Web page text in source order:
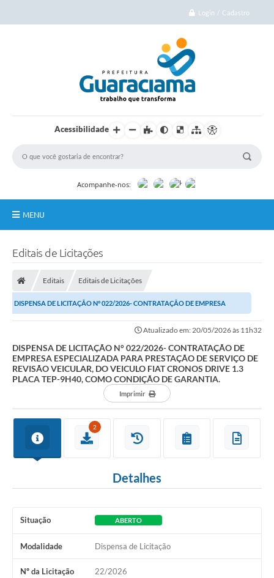
Login / Cadastro
Acessibilidade
Acompanhe-nos:
MENU
Secretarias
Transparência
Galeria de Fotos
Contratos
Audiências Públicas
Carta de Serviços
Editais de Licitações
Editais Editais de Licitações
DISPENSA DE LICITAÇÃO N° 022/2026- CONTRATAÇÃO DE EMPRESA
Atualizado em: 20/05/2026 às 11h32
DISPENSA DE LICITAÇÃO N° 022/2026- CONTRATAÇÃO DE
EMPRESA ESPECIALIZADA PARA PRESTAÇÃO DE SERVIÇO DE
REVISÃO VEICULAR, DO VEICULO FIAT CRONOS DRIVE 1.3
PLACA TEP-9H40, COMO CONDIÇÃO DE GARANTIA.
Imprimir
2
Detalhes
Situação ABERTO
Modalidade Dispensa de Licitação
Nº da Licitação 22/2026